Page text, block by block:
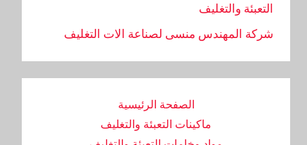
التعبئة والتغليف
‏شركة المهندس منسى لصناعة الات التغليف
الصفحة الرئيسية
ماكينات التعبئة والتغليف